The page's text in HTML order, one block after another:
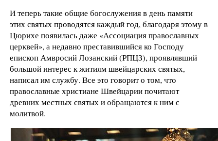
И теперь такие общие богослужения в день памяти
этих святых проводятся каждый год, благодаря этому в
Цюрихе появилась даже «Ассоциация православных
церквей», а недавно преставившийся ко Господу
епископ Амвросий Лозанский (РПЦЗ), проявлявший
большой интерес к житиям швейцарских святых,
написал им службу. Все это говорит о том, что
православные христиане Швейцарии почитают
древних местных святых и обращаются к ним с
молитвой.